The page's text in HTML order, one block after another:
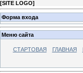
[SITE LOGO]
Форма входа
Меню сайта
СТАРТОВАЯ ГЛАВНАЯ